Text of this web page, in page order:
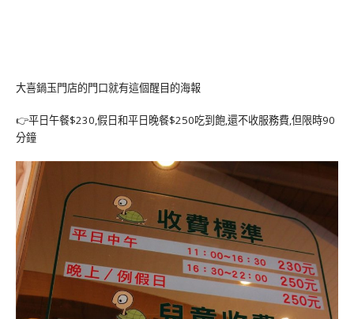
大喜鍋玉門店的門口就有這個醒目的海報
👉平日午餐$230,假日和平日晚餐$250吃到飽,還不收服務費,但限時90
分鐘